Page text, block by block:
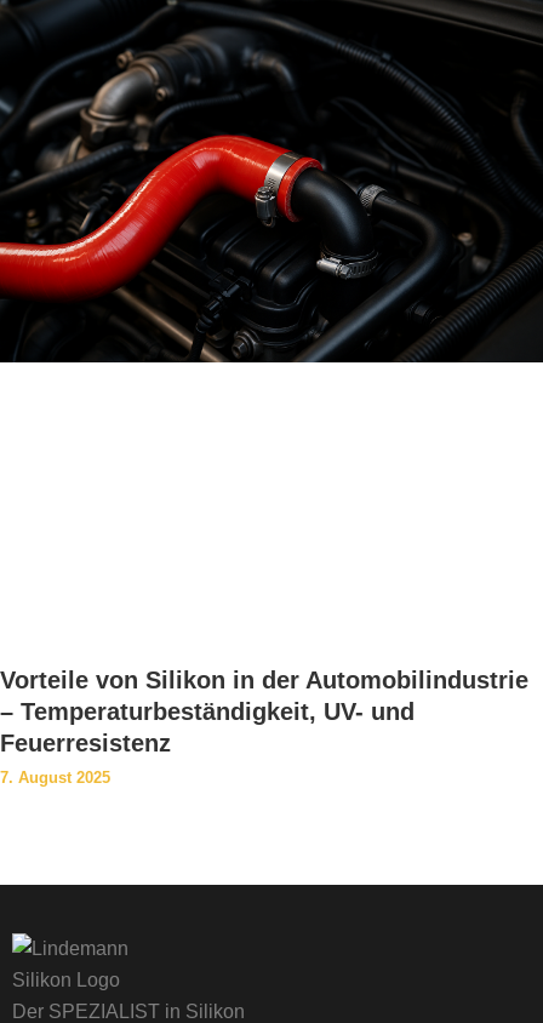
Vorteile von Silikon in der Automobilindustrie
– Temperaturbeständigkeit, UV- und
Feuerresistenz
7. August 2025
Der SPEZIALIST in Silikon